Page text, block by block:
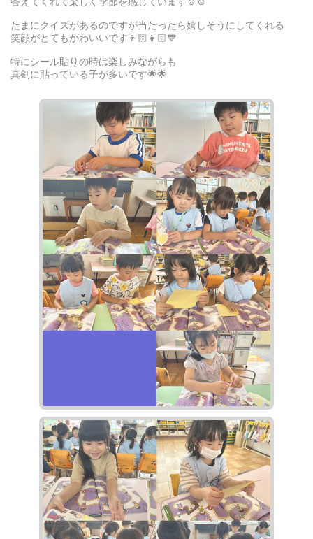
たまにクイズがあるのですが当たったら嬉しそうにしてくれる
笑顔がとてもかわいいです👦🏻👧🏻💙
特にシール貼りの時は楽しみながらも
真剣に貼っている子が多いです🌟🌟